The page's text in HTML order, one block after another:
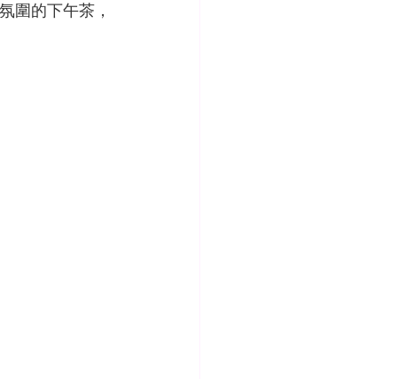
圍的下午茶，